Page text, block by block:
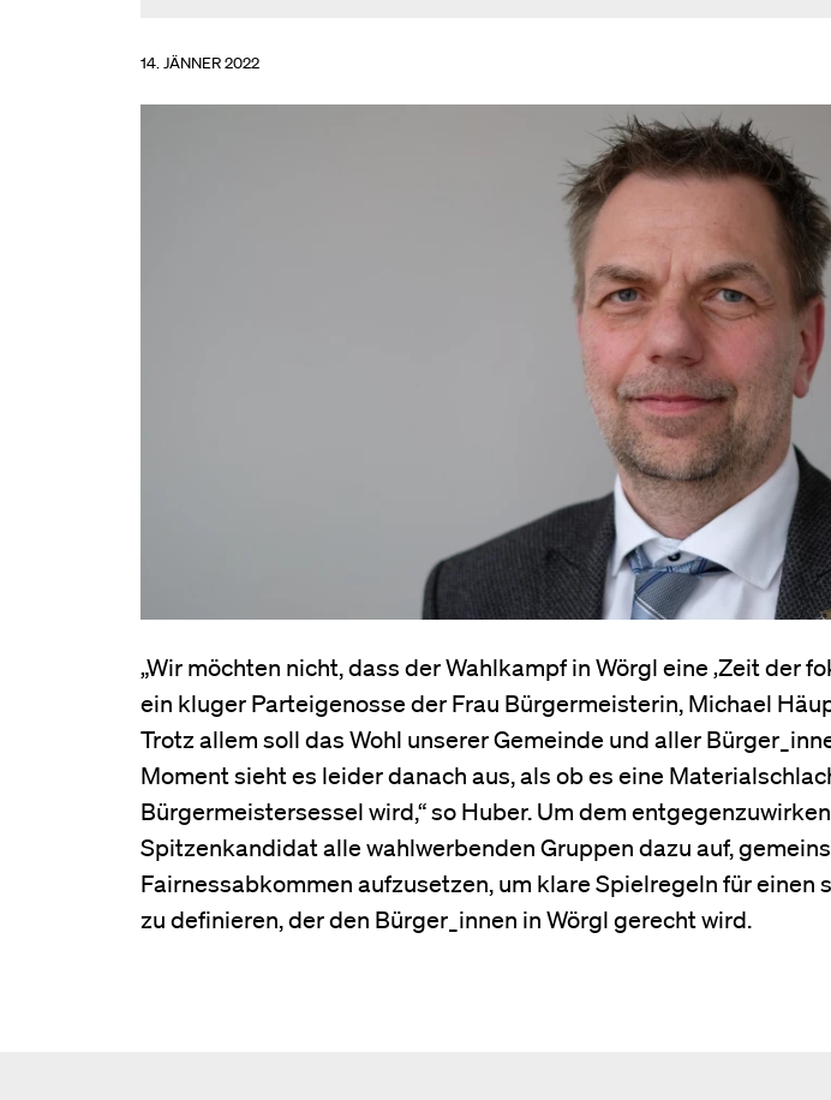
14. JÄNNER 2022
„Wir möchten nicht, dass der Wahlkampf in Wörgl eine ‚Zeit der
ein kluger Parteigenosse der Frau Bürgermeisterin, Michael
Trotz allem soll das Wohl unserer Gemeinde und aller
Moment sieht es leider danach aus, als ob es eine
Bürgermeistersessel wird,“ so Huber. Um dem
Spitzenkandidat alle wahlwerbenden Gruppen dazu auf,
Fairnessabkommen aufzusetzen, um klare Spielregeln für einen
zu definieren, der den Bürger_innen in Wörgl gerecht wird.